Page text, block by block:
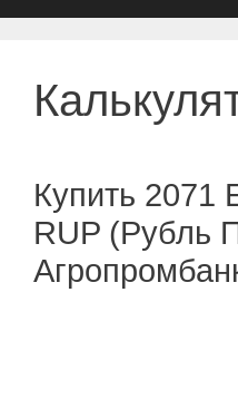
Купить 2071
RUP (Рубль